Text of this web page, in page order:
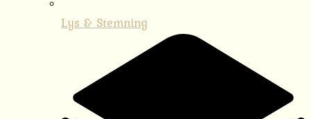
Lys & Stemning